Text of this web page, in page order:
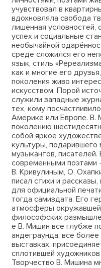
учувствовал в
вдохновляла свобода
лишенная условностей,
успех и социальные
необычайной
среде сложился его
язык, стиль
как и многие его
поколения живо
искусством. Порой
служили западные
тех, кому
Америке или Европе. В.
поколению
собой яркое
культуры, подарившего
музыкантов,
современными поэтами
В. Кривулиным, О.
писал стихи и
для официальной
тогда самиздата. Его
атмосферы окружавшей
философских
е В. Мишин все глубже
андеграунда, все более
выставках,
сплотившей
Творчество В. Мишина